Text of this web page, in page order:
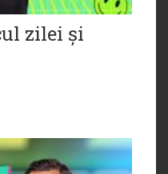
zilei și